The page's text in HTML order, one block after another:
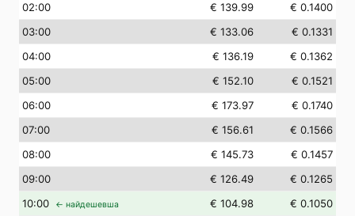
02:00 € 139.99
€ 0.1400
03:00 € 133.06
€ 0.1331
04:00 € 136.19
€ 0.1362
05:00 € 152.10
€ 0.1521
06:00 € 173.97
€ 0.1740
07:00 € 156.61
€ 0.1566
08:00 € 145.73
€ 0.1457
09:00 € 126.49
€ 0.1265
10:00 ← найдешевша € 104.98
€ 0.1050